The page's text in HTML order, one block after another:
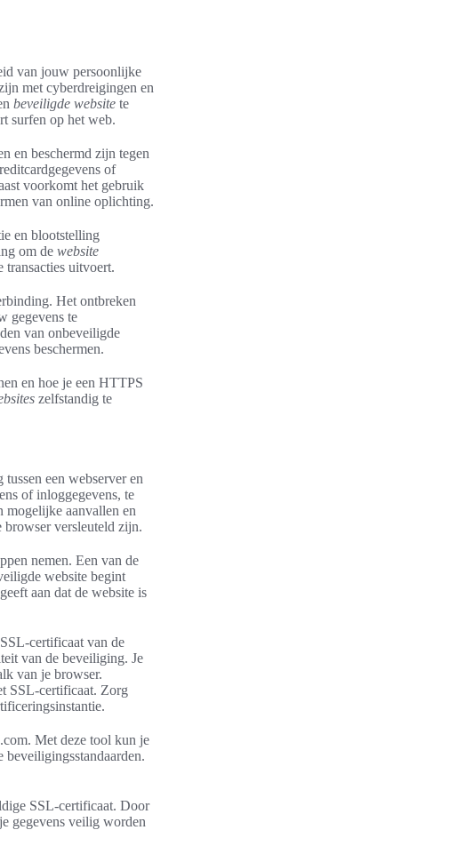
van jouw persoonlijke
met cyberdreigingen en
beveiligde website te
surfen op het web.
en beschermd zijn tegen
of
voorkomt het gebruik
van online oplichting.
en blootstelling
om de website
uitvoert.
Het ontbreken
gegevens te
van onbeveiligde
beschermen.
en hoe je een HTTPS
zelfstandig te
een webserver en
of inloggegevens, te
mogelijke aanvallen en
browser versleuteld zijn.
nemen. Een van de
website begint
aan dat de website is
certificaat van de
van de beveiliging. Je
van je browser.
SSL-certificaat. Zorg
Met deze tool kun je
beveiligingsstandaarden.
SSL-certificaat. Door
gegevens veilig worden